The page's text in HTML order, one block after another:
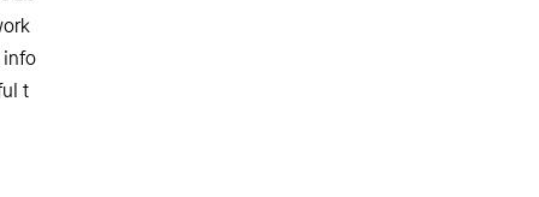
info
t